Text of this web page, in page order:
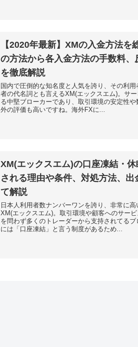
【2020年最新】XMの入金方法を
の方法から各入金方法の手数料
を徹底解説
国内で圧倒的な知名度と人気を誇り、その利
者の代名詞とも言えるXM(エックスエム)。サ
る中堅ブローカーであり、取引環境の安定性
外の評価も高いですね。海外FXに...
XM(エックスエム)の口座凍結・
される理由や条件、対処方法、
て解説
日本人利用者数ナンバーワンを誇り、非常に
XM(エックスエム)。取引環境や顧客へのサー
を問わず多くのトレーダーから支持されてる
には「口座凍結」と言う制度があるため...